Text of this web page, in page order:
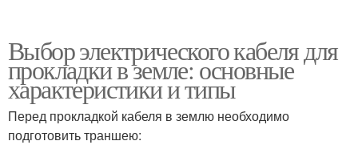
Выбор электрического кабеля для
прокладки в земле: основные
характеристики и типы
Перед прокладкой кабеля в землю необходимо
подготовить траншею: